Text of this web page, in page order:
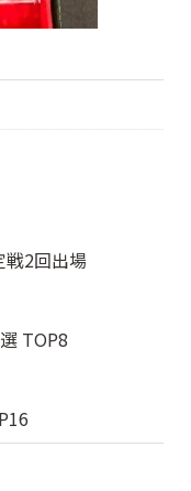
戦2回出場
TOP8